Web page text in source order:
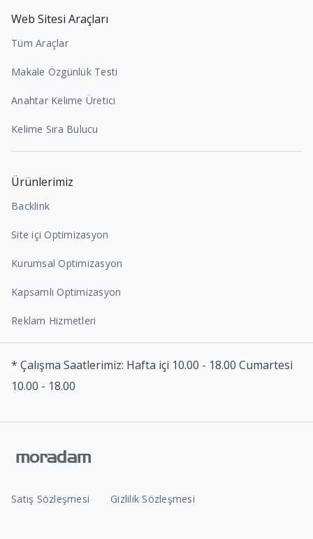
Web Sitesi Araçları
Tüm Araçlar
Makale Özgünlük Testi
Anahtar Kelime Üretici
Kelime Sıra Bulucu
Ürünlerimiz
Backlink
Site içi Optimizasyon
Kurumsal Optimizasyon
Kapsamlı Optimizasyon
Reklam Hizmetleri
* Çalışma Saatlerimiz: Hafta içi 10.00 - 18.00 Cumartesi
10.00 - 18.00
Satış Sözleşmesi Gizlilik Sözleşmesi